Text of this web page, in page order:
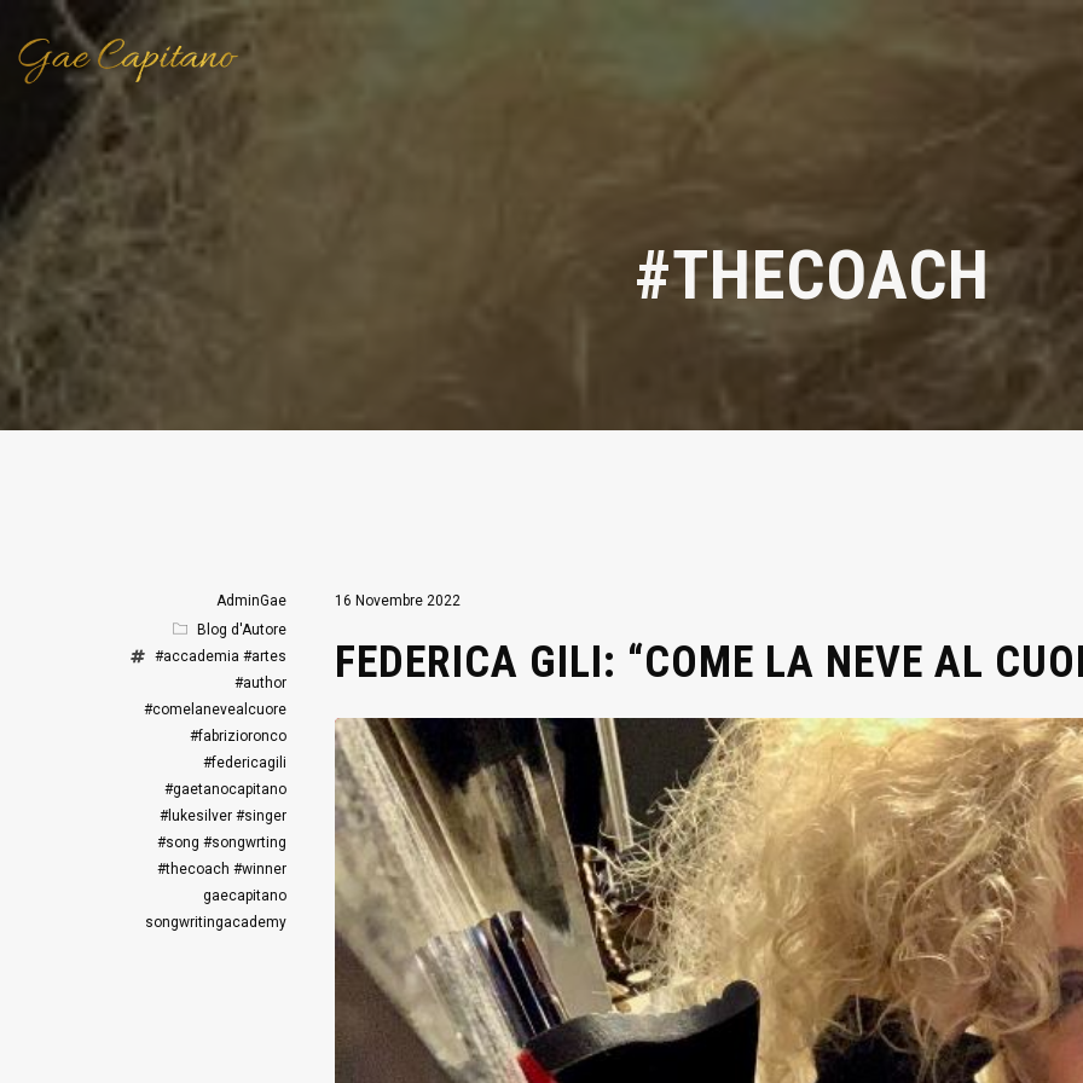
#THECOACH
16 Novembre 2022
FEDERICA GILI: “COME LA NEVE AL
AdminGae
Blog d'Autore
#accademia #artes
#author
#comelanevealcuore
#fabrizioronco
#federicagili
#gaetanocapitano
#lukesilver #singer
#song #songwrting
#thecoach #winner
gaecapitano
songwritingacademy